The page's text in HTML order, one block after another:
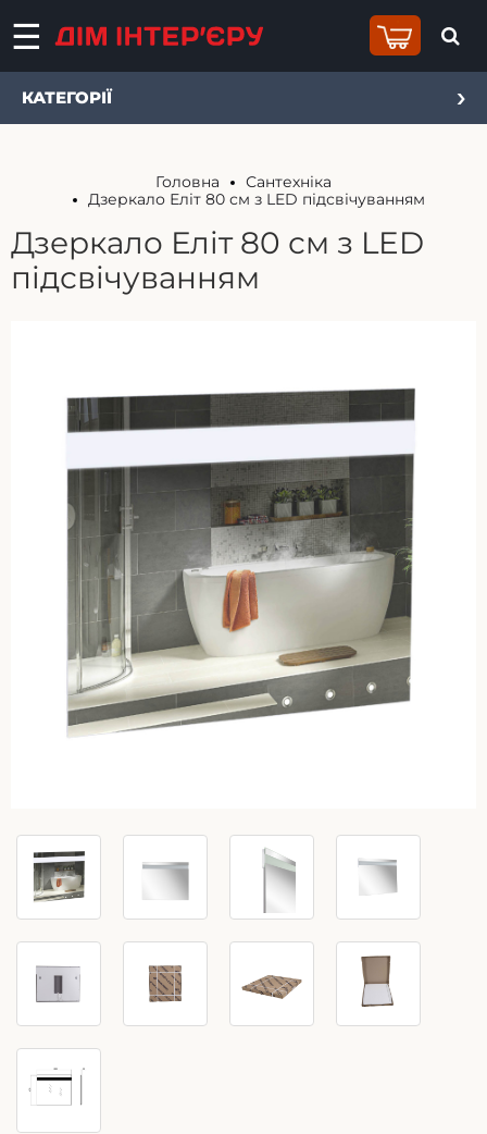
КАТЕГОРІЇ
Головна
Сантехніка
Дзеркало Еліт 80 см з LED підсвічуванням
Дзеркало Еліт 80 см з LED
підсвічуванням